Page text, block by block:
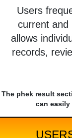
Users
current and
allows
records,
The phek result
can